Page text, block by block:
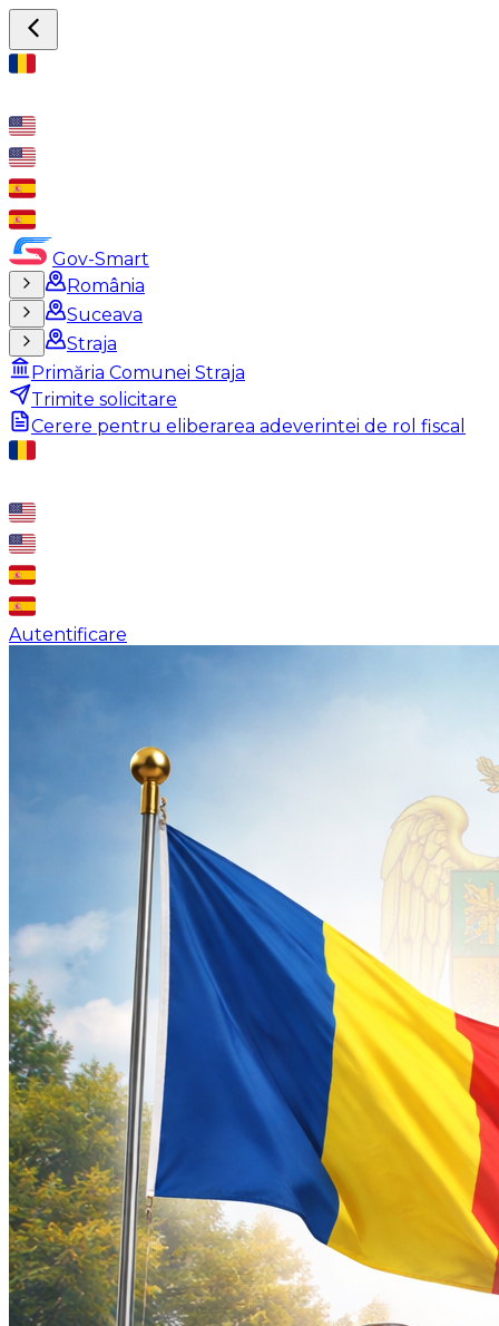
Gov-Smart
România
Suceava
Straja
Primăria Comunei Straja
Trimite solicitare
Cerere pentru eliberarea adeverintei de rol fiscal
Autentificare